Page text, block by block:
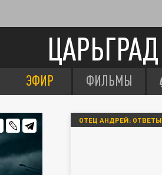
ЦАРЬГРАД
ЭФИР ФИЛЬМЫ
ОТЕЦ АНДРЕЙ: ОТВЕТЫ